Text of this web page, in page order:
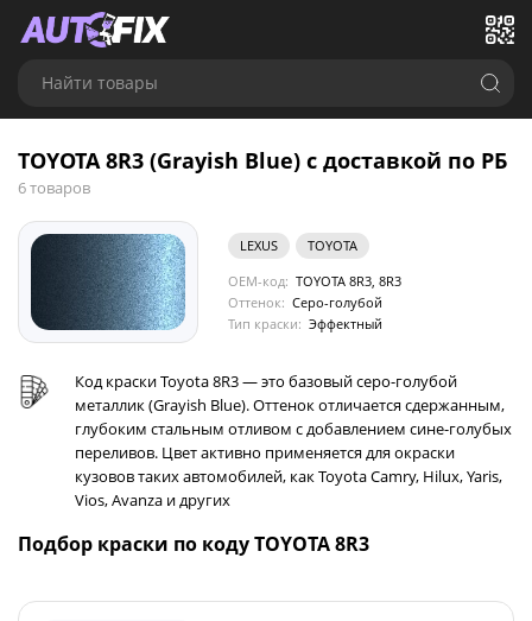
Найти товары
TOYOTA 8R3 (Grayish Blue) с доставкой по РБ
6 товаров
LEXUS
TOYOTA
OEM-код: TOYOTA 8R3, 8R3
Оттенок: Серо-голубой
Тип краски: Эффектный
Код краски Toyota 8R3 — это базовый серо-голубой
металлик (Grayish Blue). Оттенок отличается сдержанным,
глубоким стальным отливом с добавлением сине-голубых
переливов. Цвет активно применяется для окраски
кузовов таких автомобилей, как Toyota Camry, Hilux, Yaris,
Vios, Avanza и других
Подбор краски по коду TOYOTA 8R3